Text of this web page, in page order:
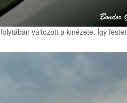
változott a kinézete. Így